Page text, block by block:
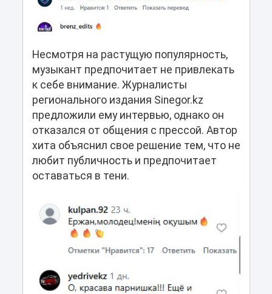
Несмотря на растущую популярность,
музыкант предпочитает не привлекать
к себе внимание. Журналисты
регионального издания Sinegor.kz
предложили ему интервью, однако он
отказался от общения с прессой. Автор
хита объяснил свое решение тем, что не
любит публичность и предпочитает
оставаться в тени.